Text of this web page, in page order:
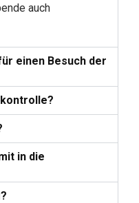
auch
einen Besuch der
in die